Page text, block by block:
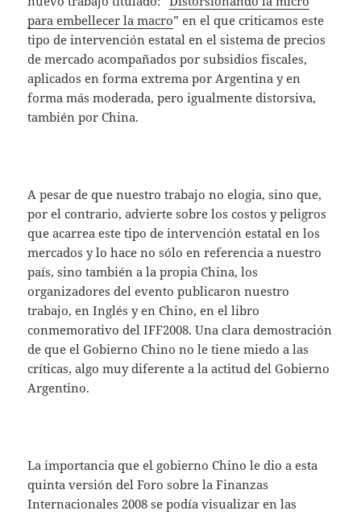
para embellecer la macro” en el que criticamos este
tipo de intervención estatal en el sistema de precios
de mercado acompañados por subsidios fiscales,
aplicados en forma extrema por Argentina y en
forma más moderada, pero igualmente distorsiva,
también por China.
A pesar de que nuestro trabajo no elogia, sino que,
por el contrario, advierte sobre los costos y peligros
que acarrea este tipo de intervención estatal en los
mercados y lo hace no sólo en referencia a nuestro
país, sino también a la propia China, los
organizadores del evento publicaron nuestro
trabajo, en Inglés y en Chino, en el libro
conmemorativo del IFF2008. Una clara demostración
de que el Gobierno Chino no le tiene miedo a las
críticas, algo muy diferente a la actitud del Gobierno
Argentino.
La importancia que el gobierno Chino le dio a esta
quinta versión del Foro sobre la Finanzas
Internacionales 2008 se podía visualizar en las